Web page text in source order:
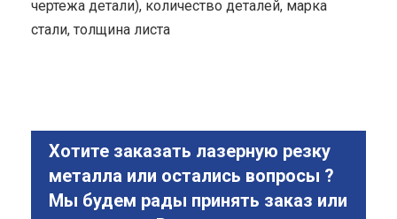
чертежа детали), количество деталей, марка
стали, толщина листа
Хотите заказать лазерную резку
металла или остались вопросы ?
Мы будем рады принять заказ или